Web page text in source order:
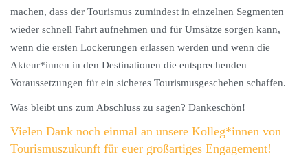
machen, dass der Tourismus zumindest in einzelnen Segmenten
wieder schnell Fahrt aufnehmen und für Umsätze sorgen kann,
wenn die ersten Lockerungen erlassen werden und wenn die
Akteur*innen in den Destinationen die entsprechenden
Voraussetzungen für ein sicheres Tourismusgeschehen schaffen.
Was bleibt uns zum Abschluss zu sagen? Dankeschön!
Vielen Dank noch einmal an unsere Kolleg*innen von
Tourismuszukunft für euer großartiges Engagement!